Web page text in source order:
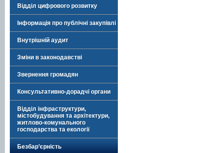
Відділ цифрового розвитку
Інформація про публічні закупівлі
Внутрішній аудит
Зміни в законодавстві
Звернення громадян
Консультативно-дорадчі органи
Відділ інфраструктури,
містобудування та архітектури,
житлово-комунального
господарства та екології
Безбар’єрність